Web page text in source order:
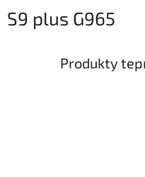
S9 plus G965
Produkty